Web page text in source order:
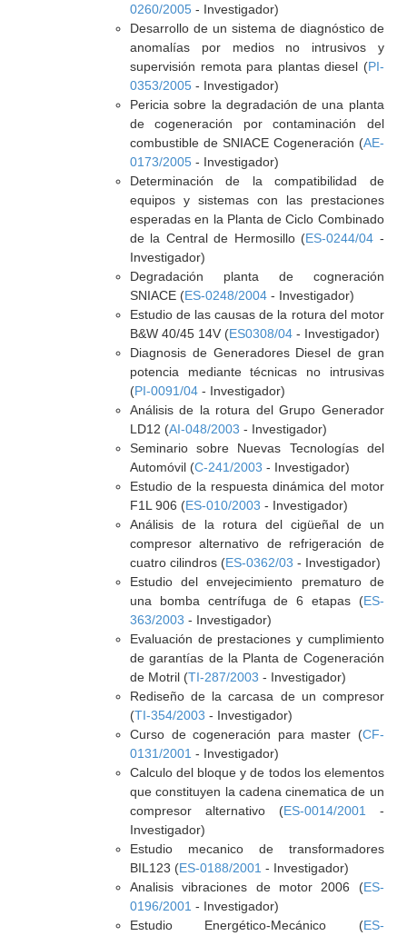
0260/2005- Investigador)
Desarrollo de un sistema de diagnóstico de
anomalías por medios no intrusivos y
supervisión remota para plantas diesel (PI-
0353/2005- Investigador)
Pericia sobre la degradación de una planta
de cogeneración por contaminación del
combustible de SNIACE Cogeneración (AE-
0173/2005- Investigador)
Determinación de la compatibilidad de
equipos y sistemas con las prestaciones
esperadas en la Planta de Ciclo Combinado
de la Central de Hermosillo (ES-0244/04 -
Investigador)
Degradación planta de cogneración
SNIACE (ES-0248/2004- Investigador)
Estudio de las causas de la rotura del motor
B&W 40/45 14V (ES0308/04- Investigador)
Diagnosis de Generadores Diesel de gran
potencia mediante técnicas no intrusivas
(PI-0091/04- Investigador)
Análisis de la rotura del Grupo Generador
LD12 (AI-048/2003 - Investigador)
Seminario sobre Nuevas Tecnologías del
Automóvil (C-241/2003 - Investigador)
Estudio de la respuesta dinámica del motor
F1L 906 (ES-010/2003 - Investigador)
Análisis de la rotura del cigüeñal de un
compresor alternativo de refrigeración de
cuatro cilindros (ES-0362/03 - Investigador)
Estudio del envejecimiento prematuro de
una bomba centrífuga de 6 etapas (ES-
363/2003 - Investigador)
Evaluación de prestaciones y cumplimiento
de garantías de la Planta de Cogeneración
de Motril (TI-287/2003 - Investigador)
Rediseño de la carcasa de un compresor
(TI-354/2003 - Investigador)
Curso de cogeneración para master (CF-
0131/2001 - Investigador)
Calculo del bloque y de todos los elementos
que constituyen la cadena cinematica de un
compresor alternativo (ES-0014/2001
-
Investigador)
Estudio mecanico de transformadores
BIL123 (ES-0188/2001 - Investigador)
Analisis vibraciones de motor 2006 (ES-
0196/2001 - Investigador)
Estudio Energético-Mecánico (ES-